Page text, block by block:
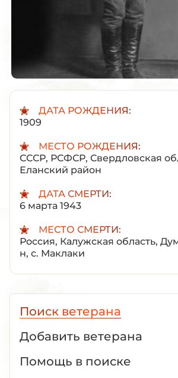
ДАТА РОЖДЕНИЯ:
1909
МЕСТО РОЖДЕНИЯ:
СССР, РСФСР, Свердловская
Еланский район
ДАТА СМЕРТИ:
6 марта 1943
МЕСТО СМЕРТИ:
Россия, Калужская область,
н, с. Маклаки
Поиск ветерана
Добавить ветерана
Помощь в поиске